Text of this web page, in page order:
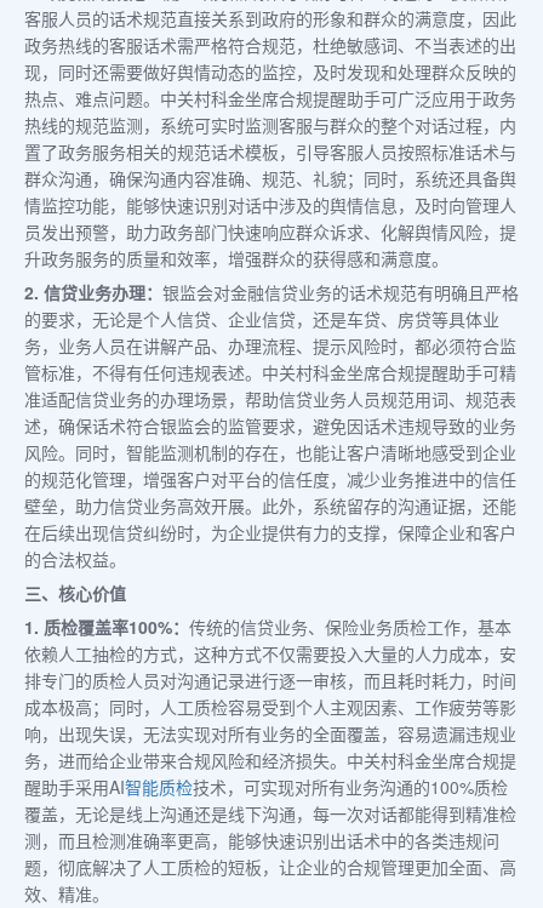
客服人员的话术规范直接关系到政府的形象和群众的满意度，因此
政务热线的客服话术需严格符合规范，杜绝敏感词、不当表述的出
现，同时还需要做好舆情动态的监控，及时发现和处理群众反映的
热点、难点问题。中关村科金坐席合规提醒助手可广泛应用于政务
热线的规范监测，系统可实时监测客服与群众的整个对话过程，内
置了政务服务相关的规范话术模板，引导客服人员按照标准话术与
群众沟通，确保沟通内容准确、规范、礼貌；同时，系统还具备舆
情监控功能，能够快速识别对话中涉及的舆情信息，及时向管理人
员发出预警，助力政务部门快速响应群众诉求、化解舆情风险，提
升政务服务的质量和效率，增强群众的获得感和满意度。
2. 信贷业务办理： 银监会对金融信贷业务的话术规范有明确且严格
的要求，无论是个人信贷、企业信贷，还是车贷、房贷等具体业
务，业务人员在讲解产品、办理流程、提示风险时，都必须符合监
管标准，不得有任何违规表述。中关村科金坐席合规提醒助手可精
准适配信贷业务的办理场景，帮助信贷业务人员规范用词、规范表
述，确保话术符合银监会的监管要求，避免因话术违规导致的业务
风险。同时，智能监测机制的存在，也能让客户清晰地感受到企业
的规范化管理，增强客户对平台的信任度，减少业务推进中的信任
壁垒，助力信贷业务高效开展。此外，系统留存的沟通证据，还能
在后续出现信贷纠纷时，为企业提供有力的支撑，保障企业和客户
的合法权益。
三、核心价值
1. 质检覆盖率100%： 传统的信贷业务、保险业务质检工作，基本
依赖人工抽检的方式，这种方式不仅需要投入大量的人力成本，安
排专门的质检人员对沟通记录进行逐一审核，而且耗时耗力，时间
成本极高；同时，人工质检容易受到个人主观因素、工作疲劳等影
响，出现失误，无法实现对所有业务的全面覆盖，容易遗漏违规业
务，进而给企业带来合规风险和经济损失。中关村科金坐席合规提
醒助手采用AI智能质检技术，可实现对所有业务沟通的100%质检
覆盖，无论是线上沟通还是线下沟通，每一次对话都能得到精准检
测，而且检测准确率更高，能够快速识别出话术中的各类违规问
题，彻底解决了人工质检的短板，让企业的合规管理更加全面、高
效、精准。